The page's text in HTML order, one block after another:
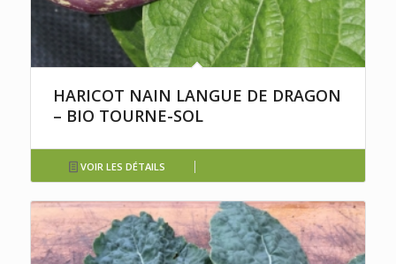
HARICOT NAIN LANGUE DE DRAGON
– BIO TOURNE-SOL
VOIR LES DÉTAILS